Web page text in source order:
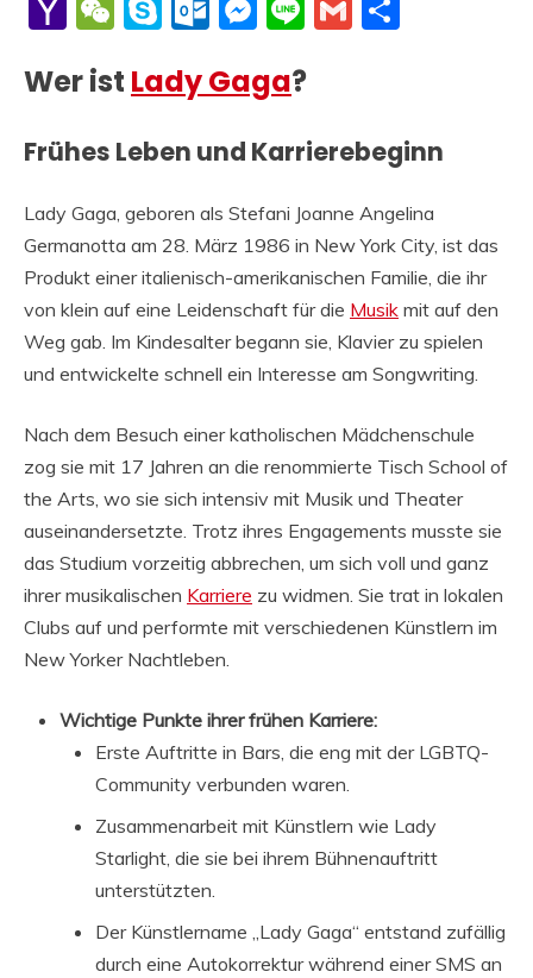
Yahoo
WeChat
SkypeOutlook.com
Messenger
LineGmail
Wer ist Lady Gaga?
Frühes Leben und Karrierebeginn
Lady Gaga, geboren als Stefani Joanne Angelina
Germanotta am 28. März 1986 in New York City, ist das
Produkt einer italienisch-amerikanischen Familie, die ihr
von klein auf eine Leidenschaft für die Musik mit auf den
Weg gab. Im Kindesalter begann sie, Klavier zu spielen
und entwickelte schnell ein Interesse am Songwriting.
Nach dem Besuch einer katholischen Mädchenschule
zog sie mit 17 Jahren an die renommierte Tisch School of
the Arts, wo sie sich intensiv mit Musik und Theater
auseinandersetzte. Trotz ihres Engagements musste sie
das Studium vorzeitig abbrechen, um sich voll und ganz
ihrer musikalischen Karriere zu widmen. Sie trat in lokalen
Clubs auf und performte mit verschiedenen Künstlern im
New Yorker Nachtleben.
Wichtige Punkte ihrer frühen Karriere:
Erste Auftritte in Bars, die eng mit der LGBTQ-
Community verbunden waren.
Zusammenarbeit mit Künstlern wie Lady
Starlight, die sie bei ihrem Bühnenauftritt
unterstützten.
Der Künstlername „Lady Gaga“ entstand zufällig
durch eine Autokorrektur während einer SMS an